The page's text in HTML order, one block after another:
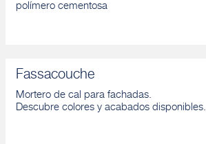
polímero cementosa
Fassacouche
Mortero de cal para fachadas.
Descubre colores y acabados disponibles.